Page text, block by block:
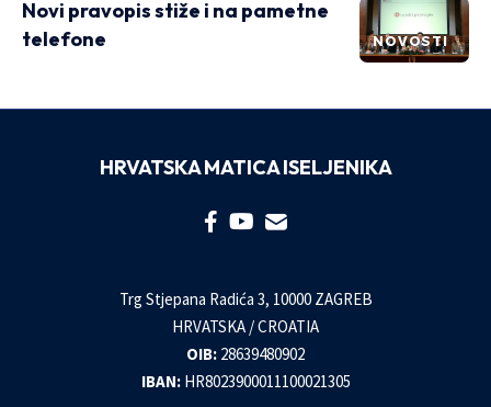
NOVOSTI
Novi pravopis stiže i na pametne
telefone
HRVATSKA MATICA ISELJENIKA
Trg Stjepana Radića 3, 10000 ZAGREB
HRVATSKA / CROATIA
OIB: 28639480902
IBAN: HR8023900011100021305